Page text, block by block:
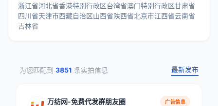
浙江省河北省香港特别行政区台湾省澳门特别行政区甘肃省
四川省天津市西藏自治区山西省陕西省北京市江西省云南省
吉林省
为您匹配到 3851 条实拍信息 最新发布
万纺网-免费代发群朋友圈
广告信息